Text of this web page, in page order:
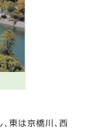
東は京橋川、西